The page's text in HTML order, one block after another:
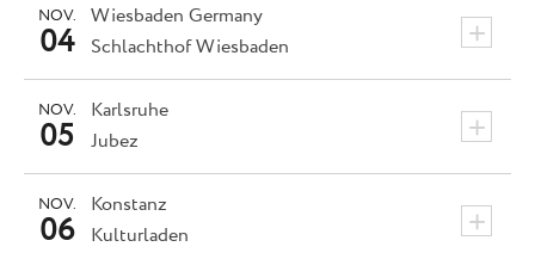
Wiesbaden Germany +
NOV.
04 Schlachthof Wiesbaden
Karlsruhe +
NOV.
05 Jubez
Konstanz +
NOV.
06 Kulturladen